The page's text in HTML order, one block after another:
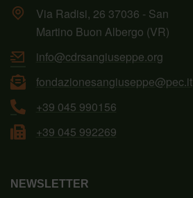
Via Radisi, 26 37036 - San
Martino Buon Albergo (VR)
info@cdrsangiuseppe.org
fondazionesangiuseppe@pec.it
+39 045 990156
+39 045 992269
NEWSLETTER